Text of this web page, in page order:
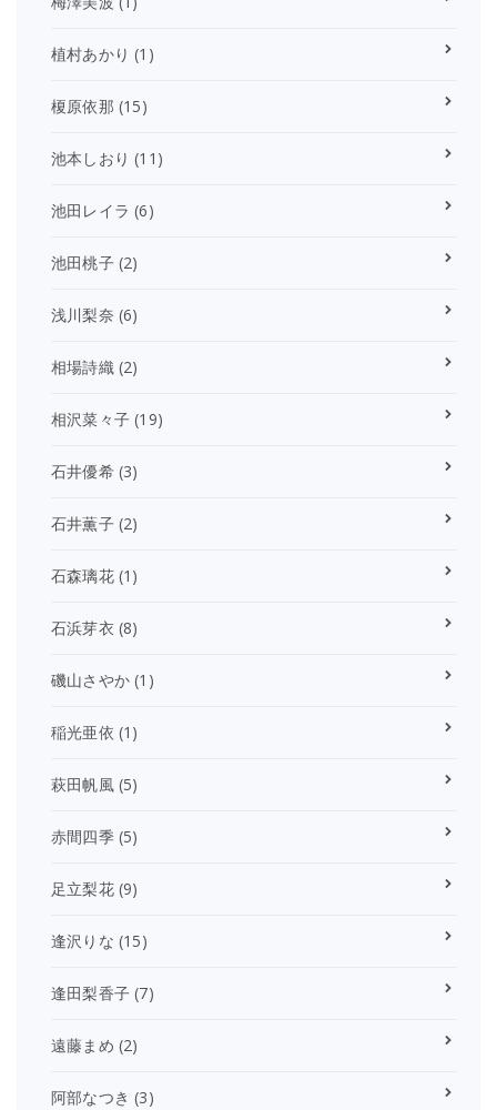
植村あかり (1)
榎原依那 (15)
池本しおり (11)
池田レイラ (6)
池田桃子(2)
浅川梨奈 (6)
相場詩織(2)
相沢菜々子 (19)
石井優希(3)
石井薫子(2)
石森璃花(1)
石浜芽衣 (8)
磯山さやか (1)
稲光亜依 (1)
萩田帆風(5)
赤間四季(5)
足立梨花(9)
逢沢りな (15)
逢田梨香子 (7)
遠藤まめ (2)
阿部なつき (3)